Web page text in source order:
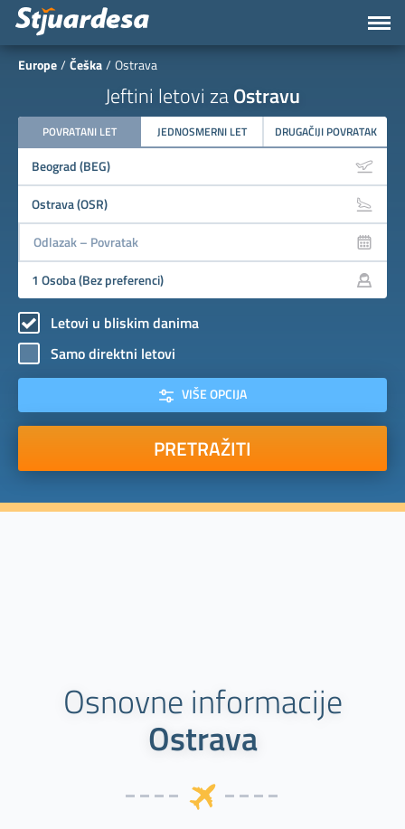
Europe Češka Ostrava
Jeftini letovi zaOstravu
POVRATANI LET JEDNOSMERNI LET DRUGAČIJI POVRATAK
Letovi u bliskim danima
Samo direktni letovi
VIŠE OPCIJA
PRETRAŽITI
Osnovne informacije
Ostrava